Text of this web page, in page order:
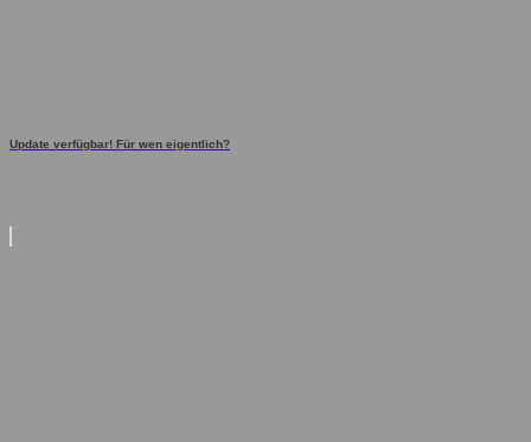
Update verfügbar! Für wen eigentlich?